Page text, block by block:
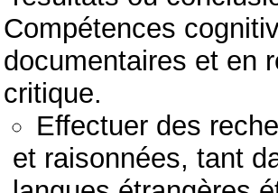
Compétences
documentaires et en
critique.
Effectuer des
et raisonnées, tant